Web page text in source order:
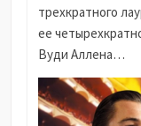
трехкратного
ее
Вуди Аллена…